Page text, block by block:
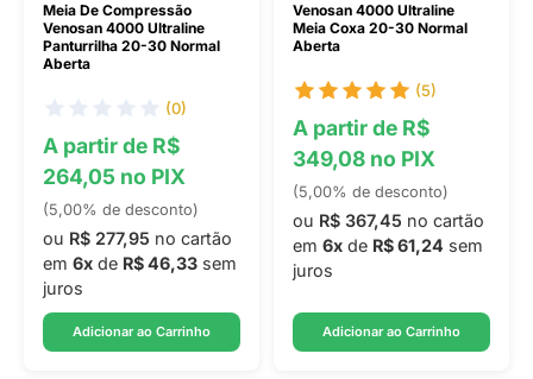
Meia De Compressão
Venosan 4000 Ultraline
Panturrilha 20-30 Normal
Aberta
(0)
A partir de R$
264,05 no PIX
(5,00% de desconto)
ou R$ 277,95 no cartão
em 6x de R$ 46,33 sem
juros
Adicionar ao Carrinho
Venosan 4000 Ultraline
Meia Coxa 20-30 Normal
Aberta
(5)
A partir de R$
349,08 no PIX
(5,00% de desconto)
ou R$ 367,45 no cartão
em 6x de R$ 61,24 sem
juros
Adicionar ao Carrinho